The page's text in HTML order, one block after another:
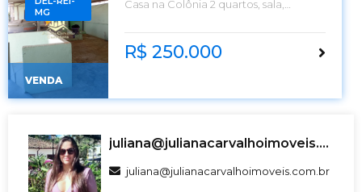
MG
VENDA
Casa na Colônia 2 quartos, sala,
lenha
R$ 250.000
juliana@julianacarvalhoimoveis.com.br
juliana@julianacarvalhoimoveis.com.br